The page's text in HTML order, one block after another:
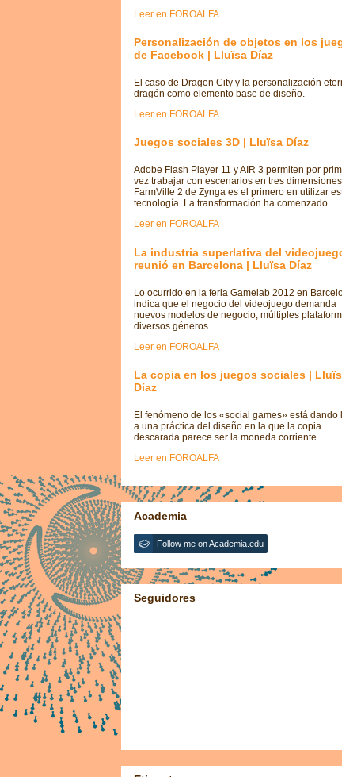
Leer en FOROALFA
Personalización de objetos en los
de Facebook | Lluïsa Díaz
El caso de Dragon City y la personalización
dragón como elemento base de diseño.
Leer en FOROALFA
Juegos sociales 3D | Lluïsa Díaz
Adobe Flash Player 11 y AIR 3 permiten por
vez trabajar con escenarios en tres
FarmVille 2 de Zynga es el primero en utilizar
tecnología. La transformación ha comenzado.
Leer en FOROALFA
La industria superlativa del
reunió en Barcelona | Lluïsa Díaz
Lo ocurrido en la feria Gamelab 2012 en
indica que el negocio del videojuego demanda
nuevos modelos de negocio, múltiples
diversos géneros.
Leer en FOROALFA
La copia en los juegos sociales |
Díaz
El fenómeno de los «social games» está dando
a una práctica del diseño en la que la copia
descarada parece ser la moneda corriente.
Leer en FOROALFA
Academia
Follow me on Academia.edu
Seguidores